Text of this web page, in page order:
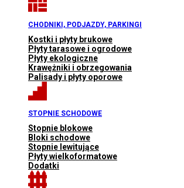
CHODNIKI, PODJAZDY, PARKINGI
Kostki i płyty brukowe
Płyty tarasowe i ogrodowe
Płyty ekologiczne
Krawężniki i obrzegowania
Palisady i płyty oporowe
STOPNIE SCHODOWE
Stopnie blokowe
Bloki schodowe
Stopnie lewitujące
Płyty wielkoformatowe
Dodatki